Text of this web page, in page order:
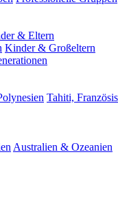
& Eltern
Kinder & Großeltern
Tahiti,
Australien & Ozeanien